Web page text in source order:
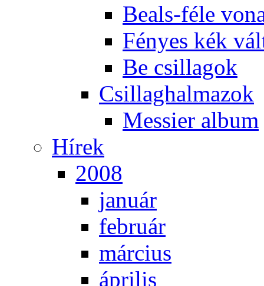
Be­als-fé­le
Fé­nyes kék
Be csil­la­gok
Csil­lag­hal­ma­zok
Mes­si­er al­bum
Hí­rek
2008
ja­nu­ár
feb­ru­ár
már­ci­us
áp­ri­lis